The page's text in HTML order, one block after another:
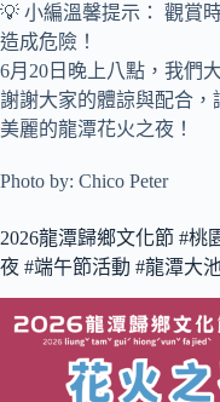
💡 小編溫馨提示： 觀賞
造成危險！
6月20日晚上八點，我們
謝謝大家的體諒與配合
美麗的龍潭花火之夜！
Photo by: Chico Peter
2026龍潭歸鄉文化節 #桃
夜 #端午節活動 #龍潭大